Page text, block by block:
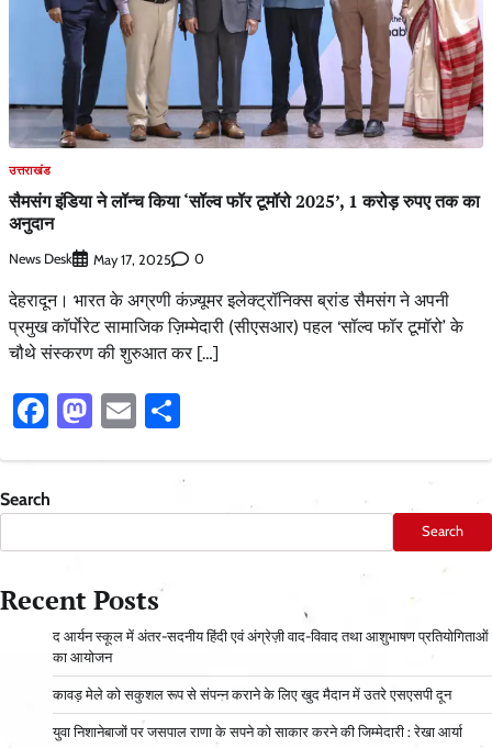
उत्तराखंड
सैमसंग इंडिया ने लॉन्च किया ‘सॉल्व फॉर टूमॉरो 2025’, 1 करोड़ रुपए तक का
अनुदान
News Desk May 17, 2025 0
देहरादून। भारत के अग्रणी कंज़्यूमर इलेक्ट्रॉनिक्स ब्रांड सैमसंग ने अपनी
प्रमुख कॉर्पाेरेट सामाजिक ज़िम्मेदारी (सीएसआर) पहल ‘सॉल्व फॉर टूमॉरो’ के
चौथे संस्करण की शुरुआत कर […]
Facebook
Mastodon
Email
Search
Search
Recent Posts
द आर्यन स्कूल में अंतर-सदनीय हिंदी एवं अंग्रेज़ी वाद-विवाद तथा आशुभाषण प्रतियोगिताओं
का आयोजन
कावड़ मेले को सकुशल रूप से संपन्न कराने के लिए खुद मैदान में उतरे एसएसपी दून
युवा निशानेबाजों पर जसपाल राणा के सपने को साकार करने की जिम्मेदारी : रेखा आर्या